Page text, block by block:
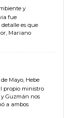
y
fue
es que
Mariano
Mayo, Hebe
propio ministro
Guzmán nos
a ambos